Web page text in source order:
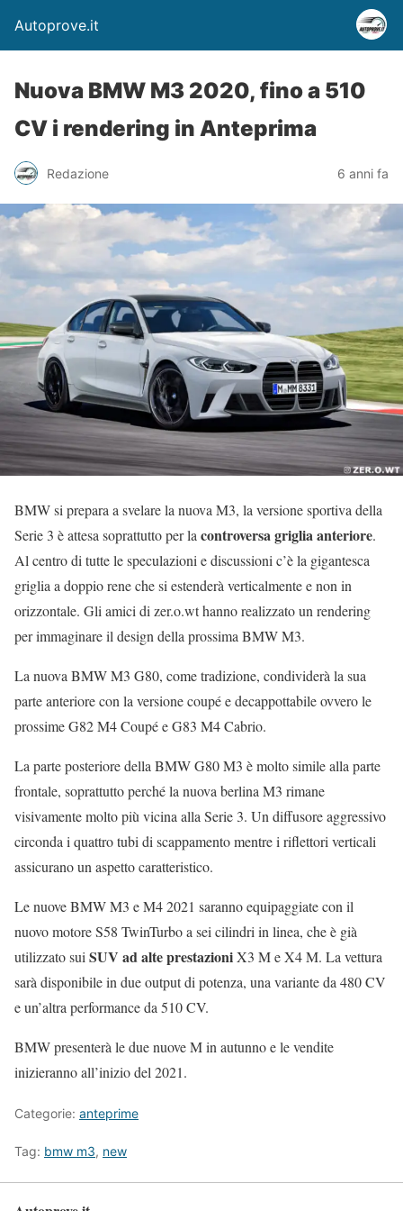
Autoprove.it
Nuova BMW M3 2020, fino a 510
CV i rendering in Anteprima
Redazione 6 anni fa
BMW si prepara a svelare la nuova M3, la versione sportiva della
Serie 3 è attesa soprattutto per la controversa griglia anteriore.
Al centro di tutte le speculazioni e discussioni c’è la gigantesca
griglia a doppio rene che si estenderà verticalmente e non in
orizzontale. Gli amici di zer.o.wt hanno realizzato un rendering
per immaginare il design della prossima BMW M3.
La nuova BMW M3 G80, come tradizione, condividerà la sua
parte anteriore con la versione coupé e decappottabile ovvero le
prossime G82 M4 Coupé e G83 M4 Cabrio.
La parte posteriore della BMW G80 M3 è molto simile alla parte
frontale, soprattutto perché la nuova berlina M3 rimane
visivamente molto più vicina alla Serie 3. Un diffusore aggressivo
circonda i quattro tubi di scappamento mentre i riflettori verticali
assicurano un aspetto caratteristico.
Le nuove BMW M3 e M4 2021 saranno equipaggiate con il
nuovo motore S58 TwinTurbo a sei cilindri in linea, che è già
utilizzato sui SUV ad alte prestazioniX3 M e X4 M. La vettura
sarà disponibile in due output di potenza, una variante da 480 CV
e un’altra performance da 510 CV.
BMW presenterà le due nuove M in autunno e le vendite
inizieranno all’inizio del 2021.
Categorie: anteprime
Tag: bmw m3, new